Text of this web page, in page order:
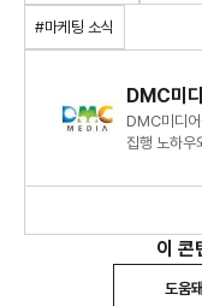
#마케팅 소식
DMC미
DMC미디
집행 노하우
이 콘
도움